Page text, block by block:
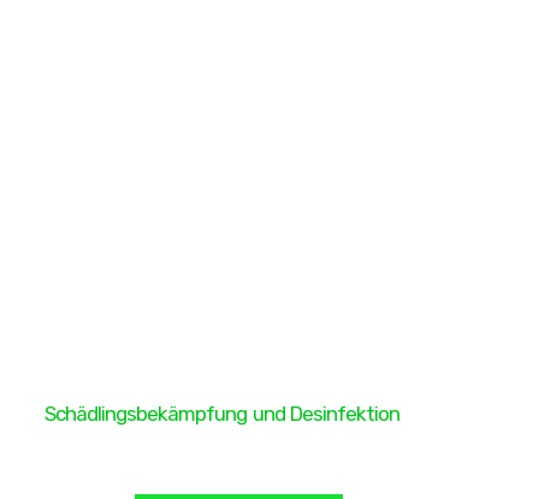
Schädlingsbekämpfung und Desinfektion